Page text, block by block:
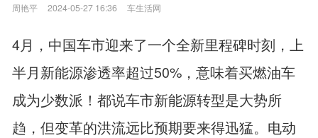
周艳平 2024-05-27 16:36 车生活网
4月，中国车市迎来了一个全新里程碑时刻，上
半月新能源渗透率超过50%，意味着买燃油车
成为少数派！都说车市新能源转型是大势所
趋，但变革的洪流远比预期要来得迅猛。电动